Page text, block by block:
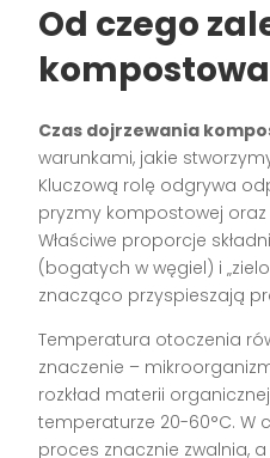
Od czego
Czas dojrzewania
warunkami, jakie
Kluczową rolę odgrywa
pryzmy kompostowej
Właściwe proporcje
(bogatych w węgiel) i
znacząco przyspieszają
Temperatura otoczenia
znaczenie –
rozkład materii
temperaturze 20-60°C. W
proces znacznie zwalnia,